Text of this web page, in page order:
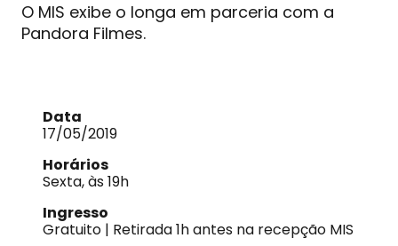
O MIS exibe o longa em parceria com a
Pandora Filmes.
Data
17/05/2019
Horários
Sexta, às 19h
Ingresso
Gratuito | Retirada 1h antes na recepção MIS